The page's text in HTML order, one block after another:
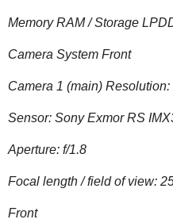
Memory RAM / Storage
Camera System Front
Camera 1 (main)
Sensor: Sony Exmor RS
Aperture: f/1.8
Focal length / field of view:
Front